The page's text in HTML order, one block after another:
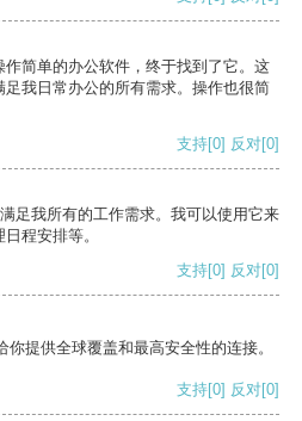
简单的办公软件，终于找到了它。这
我日常办公的所有需求。操作也很简
支持[0] 反对[0]
足我所有的工作需求。我可以使用它来
程安排等。
支持[0] 反对[0]
提供全球覆盖和最高安全性的连接。
支持[0] 反对[0]